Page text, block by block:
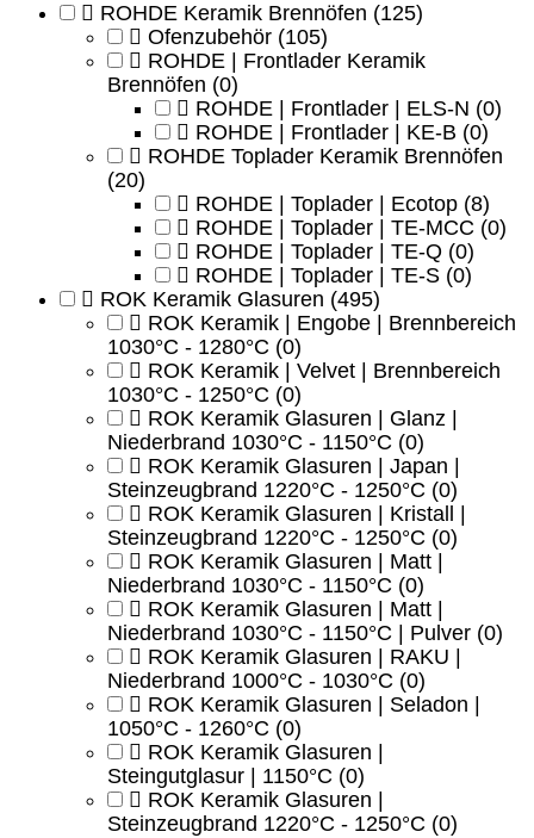
ROHDE Keramik Brennöfen (125)
Ofenzubehör (105)
ROHDE | Frontlader Keramik
Brennöfen (0)
ROHDE | Frontlader | ELS-N (0)
ROHDE | Frontlader | KE-B (0)
ROHDE Toplader Keramik Brennöfen
(20)
ROHDE | Toplader | Ecotop (8)
ROHDE | Toplader | TE-MCC (0)
ROHDE | Toplader | TE-Q (0)
ROHDE | Toplader | TE-S (0)
ROK Keramik Glasuren (495)
ROK Keramik | Engobe | Brennbereich
1030°C - 1280°C (0)
ROK Keramik | Velvet | Brennbereich
1030°C - 1250°C (0)
ROK Keramik Glasuren | Glanz |
Niederbrand 1030°C - 1150°C (0)
ROK Keramik Glasuren | Japan |
Steinzeugbrand 1220°C - 1250°C (0)
ROK Keramik Glasuren | Kristall |
Steinzeugbrand 1220°C - 1250°C (0)
ROK Keramik Glasuren | Matt |
Niederbrand 1030°C - 1150°C (0)
ROK Keramik Glasuren | Matt |
Niederbrand 1030°C - 1150°C | Pulver (0)
ROK Keramik Glasuren | RAKU |
Niederbrand 1000°C - 1030°C (0)
ROK Keramik Glasuren | Seladon |
1050°C - 1260°C (0)
ROK Keramik Glasuren |
Steingutglasur | 1150°C (0)
ROK Keramik Glasuren |
Steinzeugbrand 1220°C - 1250°C (0)